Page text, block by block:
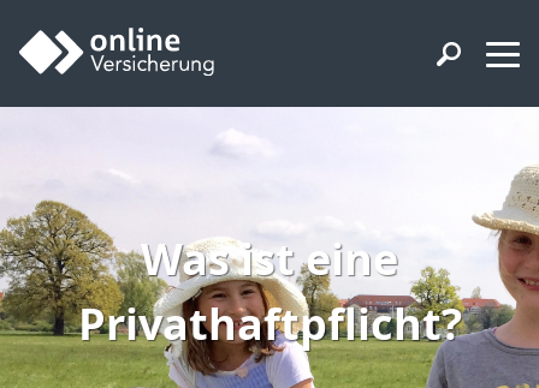
Was ist eine
Privathaftpflicht?